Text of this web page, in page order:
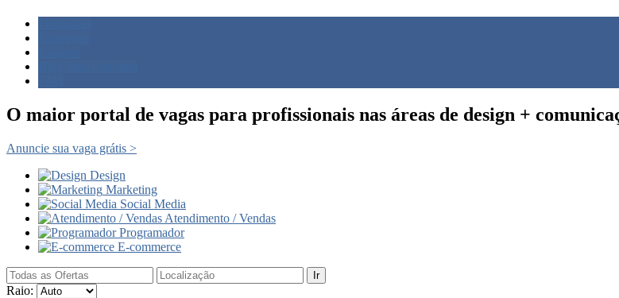
O maior portal de vagas para profissionais nas áreas de design +
Anuncie sua vaga grátis >
Design
Marketing
Social Media
Atendimento / Vendas
Programador
E-commerce
Ir
Raio: